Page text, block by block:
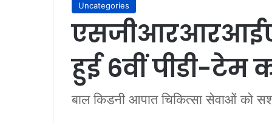
Uncategories
हुई 6वीं पीडी-टेम
बाल किडनी आपात चिकित्सा सेवाओं को